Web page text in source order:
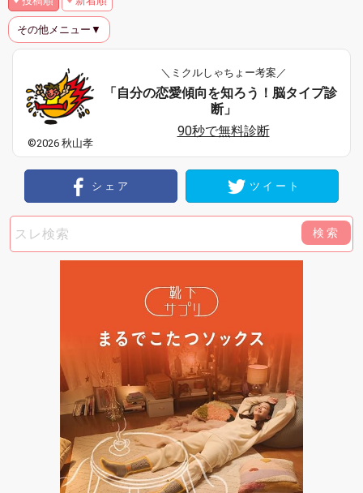
その他メニュー▼
©2026 秋山孝
＼ミクルしゃちょー考案／
「自分の恋愛傾向を知ろう！脳タイプ診
断」
90秒で無料診断
シェア ツイート
検索